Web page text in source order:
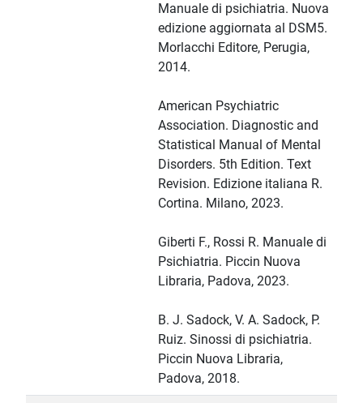
Manuale di psichiatria. Nuova
edizione aggiornata al DSM5.
Morlacchi Editore, Perugia,
2014.
American Psychiatric
Association. Diagnostic and
Statistical Manual of Mental
Disorders. 5th Edition. Text
Revision. Edizione italiana R.
Cortina. Milano, 2023.
Giberti F., Rossi R. Manuale di
Psichiatria. Piccin Nuova
Libraria, Padova, 2023.
B. J. Sadock, V. A. Sadock, P.
Ruiz. Sinossi di psichiatria.
Piccin Nuova Libraria,
Padova, 2018.